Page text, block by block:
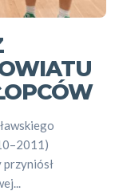
przyniósł